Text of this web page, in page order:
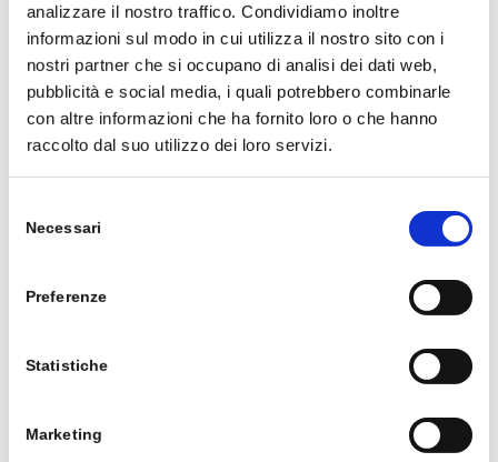
analizzare il nostro traffico. Condividiamo inoltre
informazioni sul modo in cui utilizza il nostro sito con i
nostri partner che si occupano di analisi dei dati web,
pubblicità e social media, i quali potrebbero combinarle
con altre informazioni che ha fornito loro o che hanno
raccolto dal suo utilizzo dei loro servizi.
delNecessari
Preferenze
Statistiche
Marketing
a Copilot di fornire risposte pertinenti basate
sulle conoscenza aziendale.
In sintesi, Copilot e Microsoft Graph lavorano
insieme per fornire un’esperienza di
produttività avanzata e personalizzata per gli
utenti di Microsoft 365.
Avete trovato interessante questo articolo?
Indovinate chi è l’autore…un umano o Copilot?
comunicazione interna, dei progetti e